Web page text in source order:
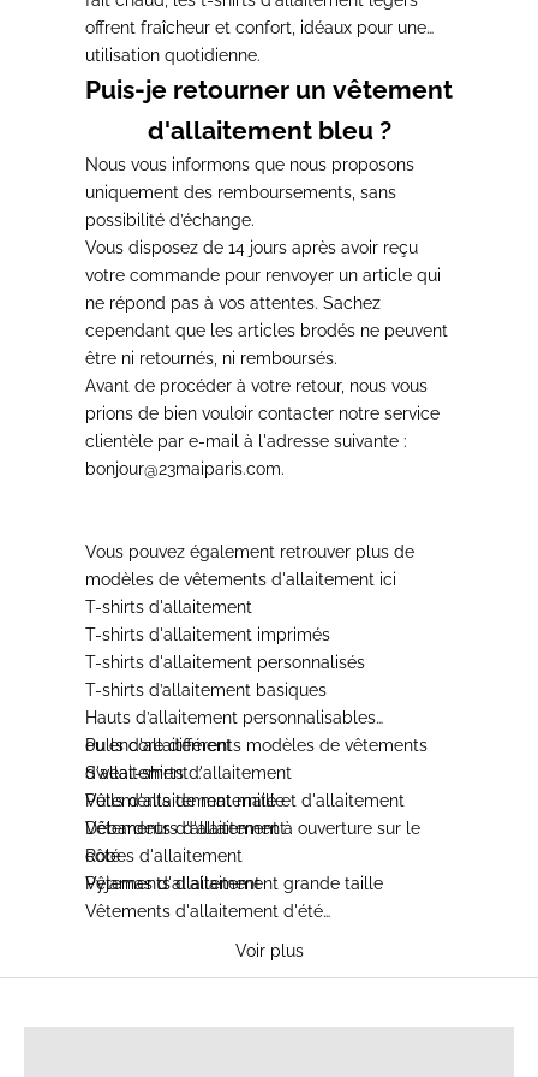
offrent fraîcheur et confort, idéaux pour une
utilisation quotidienne.
Puis-je retourner un vêtement
d'allaitement bleu ?
Nous vous informons que nous proposons
uniquement des remboursements, sans
possibilité d’échange.
Vous disposez de 14 jours après avoir reçu
votre commande pour renvoyer un article qui
ne répond pas à vos attentes. Sachez
cependant que les articles brodés ne peuvent
être ni retournés, ni remboursés.
Avant de procéder à votre retour, nous vous
prions de bien vouloir contacter notre service
clientèle par e-mail à l'adresse suivante :
bonjour@23maiparis.com.
Vous pouvez également retrouver plus de
modèles de vêtements d'allaitement ici
T-shirts d'allaitement
T-shirts d'allaitement imprimés
T-shirts d'allaitement personnalisés
T-shirts d’allaitement basiques
Hauts d’allaitement personnalisables
Pulls d'allaitement
Sweat-shirts d'allaitement
Pulls d'allaitement maille
Débardeurs d'allaitement
Robes d'allaitement
Pyjamas d'allaitement
ou encore différents modèles de vêtements
d'allaitement:
Vêtements de maternité et d'allaitement
Vêtements d'allaitement à ouverture sur le
côté
Vêtements d'allaitement grande taille
Vêtements d'allaitement d'été
Vêtements d'allaitement chauds
Vêtements d'allaitement brodés
Vêtements d'allaitement confortables
Voir plus